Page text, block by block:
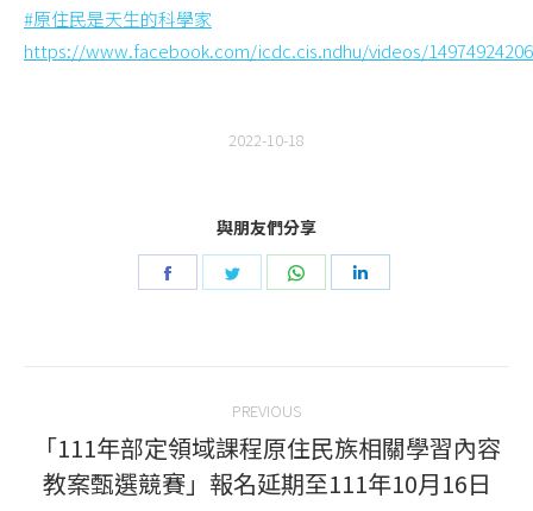
#原住民是天生的科學家
https://www.facebook.com/icdc.cis.ndhu/videos/
2022-10-18
與朋友們分享
Share
Share
Share
navigation
PREVIOUS
Previous
post:
「111年部定領域課程原住民族相關學習內容
教案甄選競賽」報名延期至111年10月16日